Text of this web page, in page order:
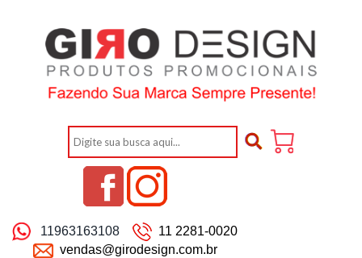
11963163108
11 2281-0020
vendas@girodesign.com.br